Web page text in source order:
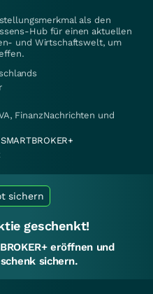
als den
Hub für einen aktuellen
und Wirtschaftswelt, um
FinanzNachrichten und
SMARTBROKER+
sichern
geschenkt!
eröffnen und
sichern.